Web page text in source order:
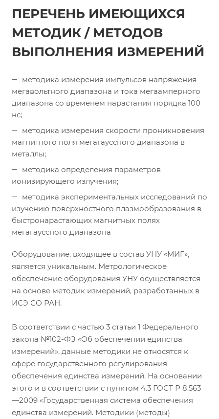
ПЕРЕЧЕНЬ ИМЕЮЩИХСЯ
МЕТОДИК / МЕТОДОВ
ВЫПОЛНЕНИЯ ИЗМЕРЕНИЙ
методика измерения импульсов напряжения
мегавольтного диапазона и тока мегаамперного
диапазона со временем нарастания порядка 100
нс;
методика измерения скорости проникновения
магнитного поля мегагауссного диапазона в
металлы;
методика определения параметров
ионизирующего излучения;
методика экспериментальных исследований по
изучению поверхностного плазмообразования в
быстронарастающих магнитных полях
мегагаусcного диапазона
Оборудование, входящее в состав УНУ «МИГ»,
является уникальным. Метрологическое
обеспечение оборудования УНУ осуществляется
на основе методик измерений, разработанных в
ИСЭ СО РАН.
В соответствии с частью 3 статьи 1 Федерального
закона №102-ФЗ «Об обеспечении единства
измерений», данные методики не относятся к
сфере государственного регулирования
обеспечения единства измерений. На основании
этого и в соответствии с пунктом 4.3 ГОСТ Р 8.563
—2009 «Государственная система обеспечения
единства измерений. Методики (методы)